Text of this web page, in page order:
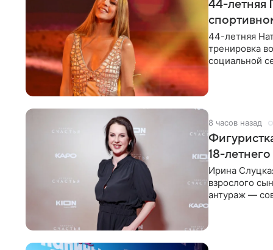
44-летняя
44-летняя
тренировка
социальной
8 часов назад
18-
Ирина
взрослого
антураж —